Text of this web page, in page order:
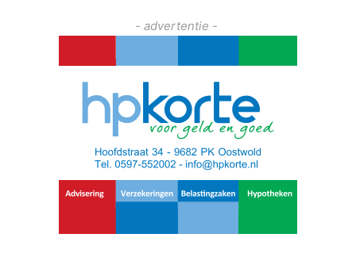
- advertentie -